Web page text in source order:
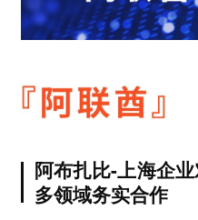
阿布扎比-上海企
多领域务实合作